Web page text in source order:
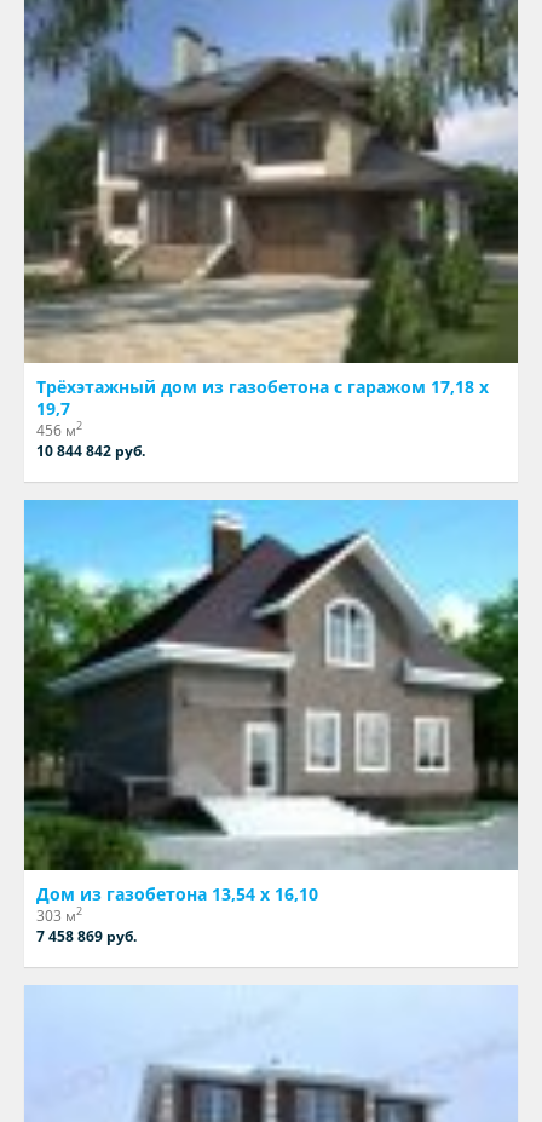
Трёхэтажный дом из газобетона с гаражом 17,18 х
19,7
456 м2
10 844 842 руб.
Дом из газобетона 13,54 х 16,10
303 м2
7 458 869 руб.